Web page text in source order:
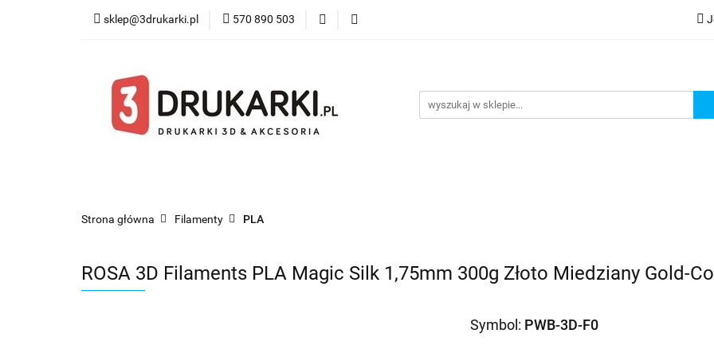
sklep@3drukarki.pl 570 890 503
Blog Bestsellery
Strona główna Filamenty PLA
ROSA 3D Filaments PLA Magic Silk 1,75mm 300g Złoto Miedziany Gold-
Symbol: PWB-3D-F0